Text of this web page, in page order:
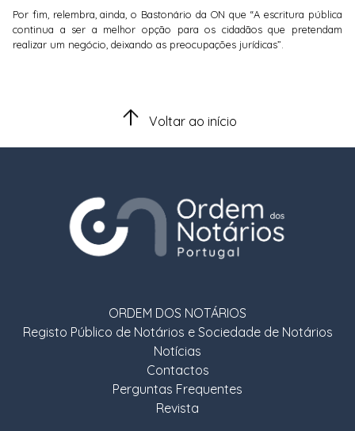
Por fim, relembra, ainda, o Bastonário da ON que “A escritura pública
continua a ser a melhor opção para os cidadãos que pretendam
realizar um negócio, deixando as preocupações jurídicas”.
Voltar ao início
ORDEM DOS NOTÁRIOS
Registo Público de Notários e Sociedade de Notários
Notícias
Contactos
Perguntas Frequentes
Revista